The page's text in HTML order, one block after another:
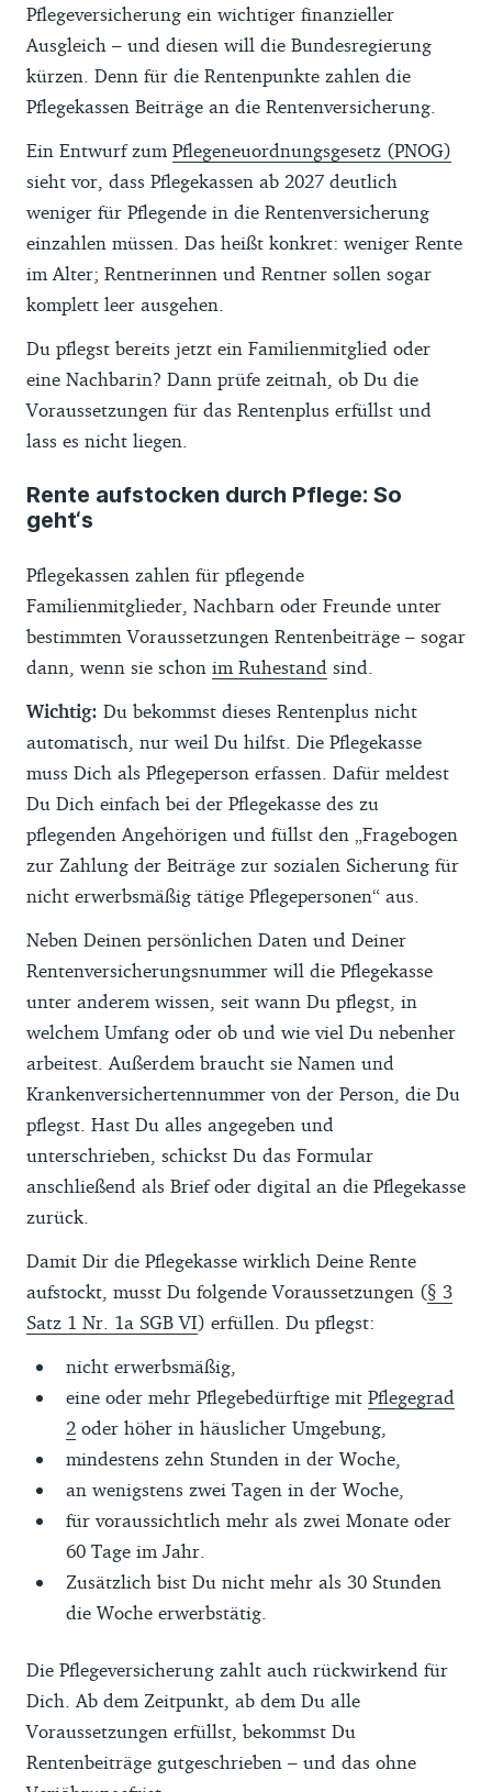
Pflegeversicherung ein wichtiger finanzieller
Ausgleich – und diesen will die Bundesregierung
kürzen. Denn für die Rentenpunkte zahlen die
Pflegekassen Beiträge an die Rentenversicherung.
Ein Entwurf zum Pflegeneuordnungsgesetz (PNOG)
sieht vor, dass Pflegekassen ab 2027 deutlich
weniger für Pflegende in die Rentenversicherung
einzahlen müssen. Das heißt konkret: weniger Rente
im Alter; Rentnerinnen und Rentner sollen sogar
komplett leer ausgehen.
Du pflegst bereits jetzt ein Familienmitglied oder
eine Nachbarin? Dann prüfe zeitnah, ob Du die
Voraussetzungen für das Rentenplus erfüllst und
lass es nicht liegen.
Rente aufstocken durch Pflege: So
geht‘s
Pflegekassen zahlen für pflegende
Familienmitglieder, Nachbarn oder Freunde unter
bestimmten Voraussetzungen Rentenbeiträge – sogar
dann, wenn sie schon im Ruhestand sind.
Wichtig: Du bekommst dieses Rentenplus nicht
automatisch, nur weil Du hilfst. Die Pflegekasse
muss Dich als Pflegeperson erfassen. Dafür meldest
Du Dich einfach bei der Pflegekasse des zu
pflegenden Angehörigen und füllst den „Fragebogen
zur Zahlung der Beiträge zur sozialen Sicherung für
nicht erwerbsmäßig tätige Pflegepersonen“ aus.
Neben Deinen persönlichen Daten und Deiner
Rentenversicherungsnummer will die Pflegekasse
unter anderem wissen, seit wann Du pflegst, in
welchem Umfang oder ob und wie viel Du nebenher
arbeitest. Außerdem braucht sie Namen und
Krankenversichertennummer von der Person, die Du
pflegst. Hast Du alles angegeben und
unterschrieben, schickst Du das Formular
anschließend als Brief oder digital an die Pflegekasse
zurück.
Damit Dir die Pflegekasse wirklich Deine Rente
aufstockt, musst Du folgende Voraussetzungen (§ 3
Satz 1 Nr. 1a SGB VI) erfüllen. Du pflegst:
nicht erwerbsmäßig,
eine oder mehr Pflegebedürftige mit Pflegegrad
2 oder höher in häuslicher Umgebung,
mindestens zehn Stunden in der Woche,
an wenigstens zwei Tagen in der Woche,
für voraussichtlich mehr als zwei Monate oder
60 Tage im Jahr.
Zusätzlich bist Du nicht mehr als 30 Stunden
die Woche erwerbstätig.
Die Pflegeversicherung zahlt auch rückwirkend für
Dich. Ab dem Zeitpunkt, ab dem Du alle
Voraussetzungen erfüllst, bekommst Du
Rentenbeiträge gutgeschrieben – und das ohne